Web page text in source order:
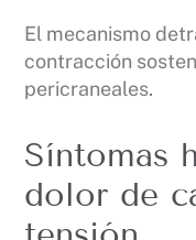
El mecanismo
contracción
pericraneales.
Síntomas
dolor de